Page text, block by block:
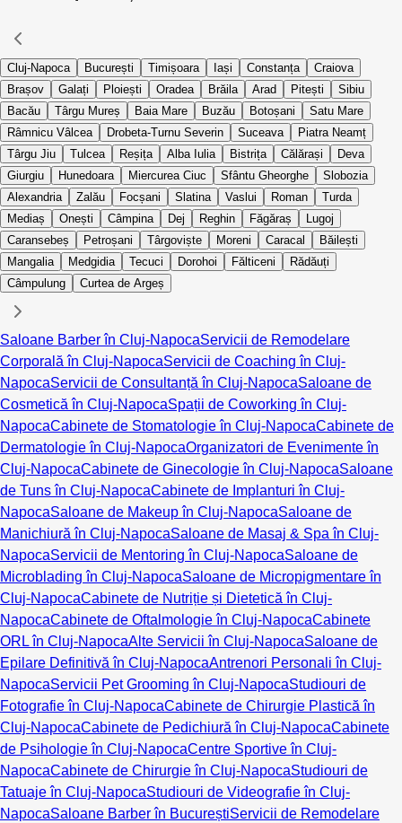
Cluj-Napoca București Timișoara Iași Constanța
Craiova
Brașov
Galați Ploiești Oradea Brăila Arad Pitești
Sibiu
Bacău
Târgu Mureș Baia Mare Buzău Botoșani
Satu Mare
Râmnicu Vâlcea
Drobeta-Turnu Severin Suceava
Piatra Neamț
Târgu Jiu
Tulcea Reșița Alba Iulia Bistrița Călărași
Deva
Giurgiu
Hunedoara Miercurea Ciuc Sfântu Gheorghe
Slobozia
Alexandria
Zalău Focșani Slatina Vaslui Roman
Turda
Mediaș
Onești Câmpina Dej Reghin Făgăraș
Lugoj
Caransebeș
Petroșani Târgoviște Moreni Caracal
Băilești
Mangalia
Medgidia Tecuci Dorohoi Fălticeni
Rădăuți
Câmpulung
Curtea de Argeș
Saloane Barber în Cluj-NapocaServicii de Remodelare
Corporală în Cluj-NapocaServicii de Coaching în Cluj-
NapocaServicii de Consultanță în Cluj-NapocaSaloane de
Cosmetică în Cluj-NapocaSpații de Coworking în Cluj-
NapocaCabinete de Stomatologie în Cluj-NapocaCabinete de
Dermatologie în Cluj-NapocaOrganizatori de Evenimente în
Cluj-NapocaCabinete de Ginecologie în Cluj-NapocaSaloane
de Tuns în Cluj-NapocaCabinete de Implanturi în Cluj-
NapocaSaloane de Makeup în Cluj-NapocaSaloane de
Manichiură în Cluj-NapocaSaloane de Masaj & Spa în Cluj-
NapocaServicii de Mentoring în Cluj-NapocaSaloane de
Microblading în Cluj-NapocaSaloane de Micropigmentare în
Cluj-NapocaCabinete de Nutriție și Dietetică în Cluj-
NapocaCabinete de Oftalmologie în Cluj-NapocaCabinete
ORL în Cluj-NapocaAlte Servicii în Cluj-NapocaSaloane de
Epilare Definitivă în Cluj-NapocaAntrenori Personali în Cluj-
NapocaServicii Pet Grooming în Cluj-NapocaStudiouri de
Fotografie în Cluj-NapocaCabinete de Chirurgie Plastică în
Cluj-NapocaCabinete de Pedichiură în Cluj-NapocaCabinete
de Psihologie în Cluj-NapocaCentre Sportive în Cluj-
NapocaCabinete de Chirurgie în Cluj-NapocaStudiouri de
Tatuaje în Cluj-NapocaStudiouri de Videografie în Cluj-
NapocaSaloane Barber în BucureștiServicii de Remodelare